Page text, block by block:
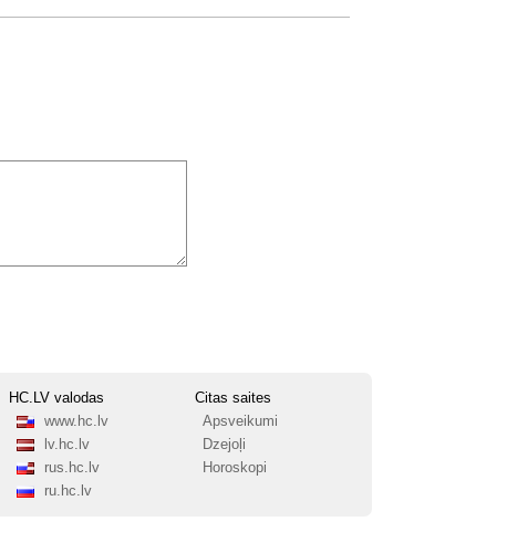
HC.LV valodas
www.hc.lv
lv.hc.lv
rus.hc.lv
ru.hc.lv
Citas saites
Apsveikumi
Dzejoļi
Horoskopi